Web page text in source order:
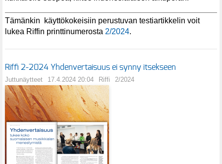
Tämänkin käyttökokeisiin perustuvan testiartikkelin voit
lukea Riffin printtinumerosta 2/2024.
Riffi 2-2024 Yhdenvertaisuus ei synny itsekseen
Juttunäytteet 17.4.2024 20:04 Riffi 2/2024